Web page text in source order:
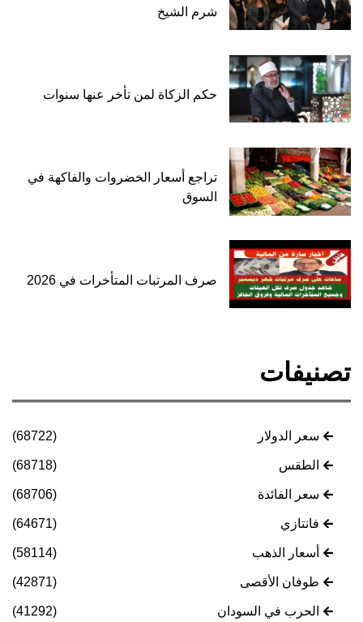
شرم الشيخ
حكم الزكاة لمن تأخر عنها سنوات
تراجع أسعار الخضروات والفاكهة في
السوق
صرف المرتبات المتأخرات في 2026
تصنيفات
سعر الدولار (68722)
الطقس (68718)
سعر الفائدة (68706)
فانتازي (64671)
أسعار الذهب (58114)
طوفان الأقصى (42871)
الحرب في السودان (41292)